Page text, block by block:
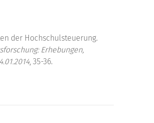
der Hochschulsteuerung.
Erhebungen,
, 35-36.